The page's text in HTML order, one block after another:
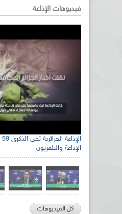
فيديوهات الإذاعة
الإذاعة والتلفزيون
كل الفيديوهات